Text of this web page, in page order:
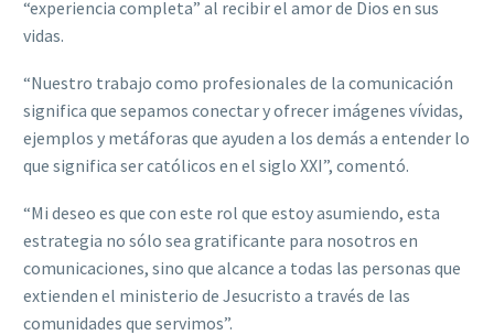
“experiencia completa” al recibir el amor de Dios en sus
vidas.
“Nuestro trabajo como profesionales de la comunicación
significa que sepamos conectar y ofrecer imágenes vívidas,
ejemplos y metáforas que ayuden a los demás a entender lo
que significa ser católicos en el siglo XXI”, comentó.
“Mi deseo es que con este rol que estoy asumiendo, esta
estrategia no sólo sea gratificante para nosotros en
comunicaciones, sino que alcance a todas las personas que
extienden el ministerio de Jesucristo a través de las
comunidades que servimos”.